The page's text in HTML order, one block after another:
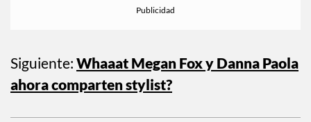
Siguiente: Whaaat Megan Fox y Danna Paola
ahora comparten stylist?